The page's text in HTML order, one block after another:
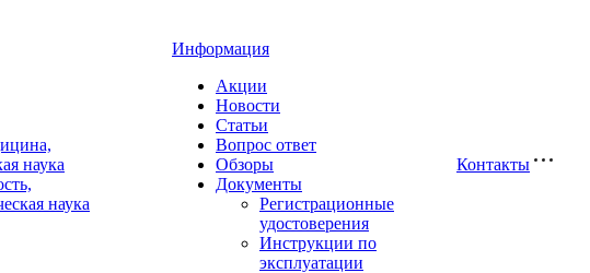
наука
наука
Информация
Акции
Новости
Статьи
Вопрос ответ
Обзоры
Документы
Регистрационные
удостоверения
Инструкции по
эксплуатации
Контакты